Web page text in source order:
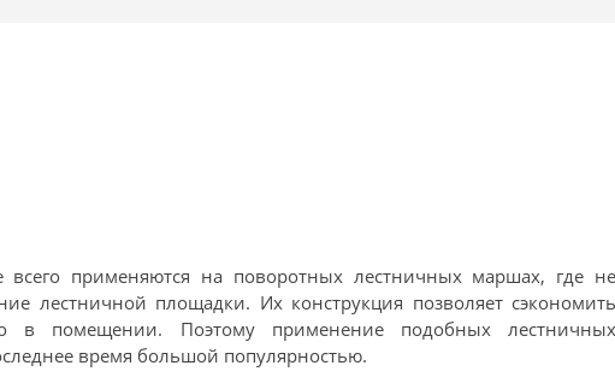
всего применяются на поворотных лестничных маршах, где не
лестничной площадки. Их конструкция позволяет сэкономить
в помещении. Поэтому применение подобных лестничных
время большой популярностью.